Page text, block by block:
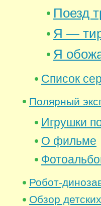
Поезд
Я —
Я
Список
Полярный
Игрушки
О фильме
Робот-
Обзор